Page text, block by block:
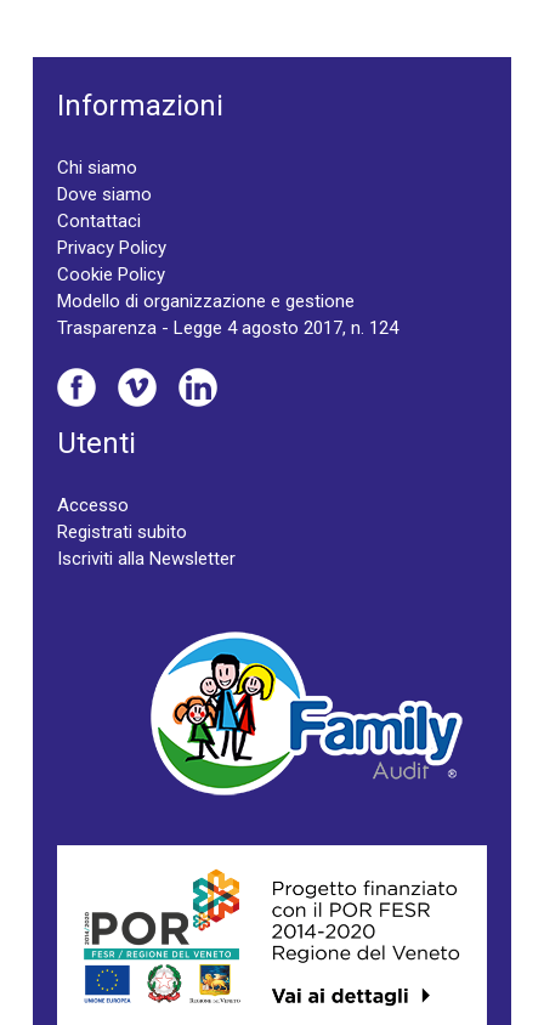
Informazioni
Chi siamo
Dove siamo
Contattaci
Privacy Policy
Cookie Policy
Modello di organizzazione e gestione
Trasparenza - Legge 4 agosto 2017, n. 124
Utenti
Accesso
Registrati subito
Iscriviti alla Newsletter